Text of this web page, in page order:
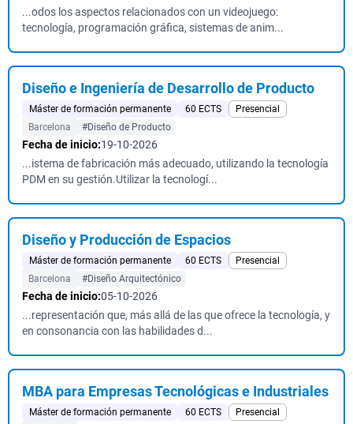
...odos los aspectos relacionados con un videojuego:
tecnología, programación gráfica, sistemas de anim...
Diseño e Ingeniería de Desarrollo de Producto
Máster de formación permanente 60 ECTS
Presencial
Barcelona
#Diseño de Producto
Fecha de inicio:19-10-2026
...istema de fabricación más adecuado, utilizando la tecnología
PDM en su gestión.Utilizar la tecnologí...
Diseño y Producción de Espacios
Máster de formación permanente 60 ECTS
Presencial
Barcelona
#Diseño Arquitectónico
Fecha de inicio:05-10-2026
...representación que, más allá de las que ofrece la tecnología, y
en consonancia con las habilidades d...
MBA para Empresas Tecnológicas e Industriales
Máster de formación permanente 60 ECTS
Presencial